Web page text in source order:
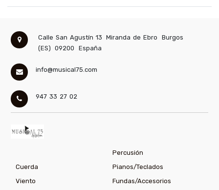
Calle San Agustín 13 Miranda de Ebro
Burgos
(ES)
09200 España
info@musical75.com
947 33 27 02
Percusión
Cuerda
Pianos/Teclados
Viento
Fundas/Accesorios